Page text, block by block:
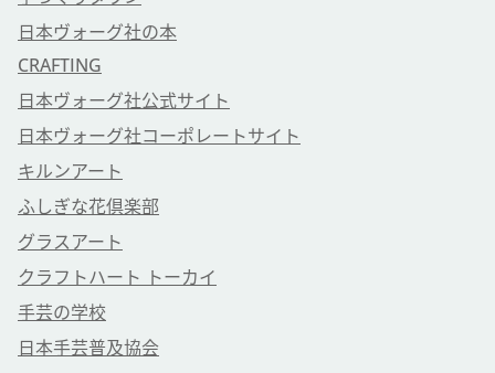
日本ヴォーグ社の本
CRAFTING
日本ヴォーグ社公式サイト
日本ヴォーグ社コーポレートサイト
キルンアート
ふしぎな花倶楽部
グラスアート
クラフトハート トーカイ
手芸の学校
日本手芸普及協会